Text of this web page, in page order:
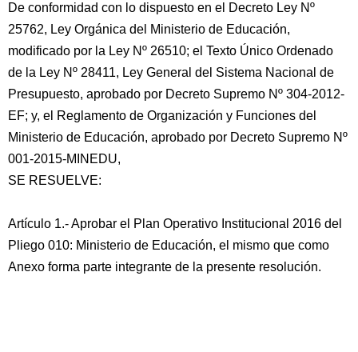
De conformidad con lo dispuesto en el Decreto Ley Nº
25762, Ley Orgánica del Ministerio de Educación,
modificado por la Ley Nº 26510; el Texto Único Ordenado
de la Ley Nº 28411, Ley General del Sistema Nacional de
Presupuesto, aprobado por Decreto Supremo Nº 304-2012-
EF; y, el Reglamento de Organización y Funciones del
Ministerio de Educación, aprobado por Decreto Supremo Nº
001-2015-MINEDU,
SE RESUELVE:
Artículo 1.- Aprobar el Plan Operativo Institucional 2016 del
Pliego 010: Ministerio de Educación, el mismo que como
Anexo forma parte integrante de la presente resolución.